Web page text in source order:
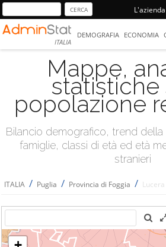
L'azienda
ITALIA
DEMOGRAFIA ECONOMIA
Mappe,
statistiche
popolazione
Bilancio demografico, trend
famiglie, classi di età ed età
stranieri
ITALIA / Puglia / Provincia di Foggia / Lucera